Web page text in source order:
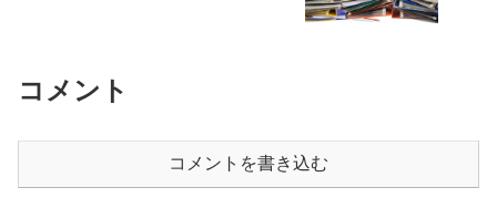
コメント
コメントを書き込む